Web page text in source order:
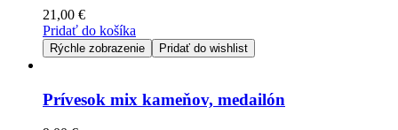
21,00 €
Pridať do košíka
Rýchle zobrazenie Pridať do wishlist
Prívesok mix kameňov, medailón